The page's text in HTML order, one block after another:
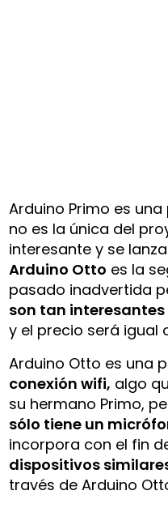
Arduino Primo es
no es la única del
interesante y se
Arduino Otto es la
pasado inadvertida
son tan
y el precio será igual
Arduino Otto es una
conexión wifi, algo
su hermano Primo,
sólo tiene un
incorpora con el fin
dispositivos
través de Arduino